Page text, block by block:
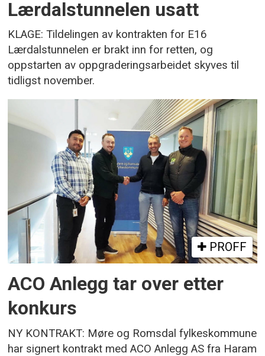
Lærdalstunnelen usatt
KLAGE: Tildelingen av kontrakten for E16
Lærdalstunnelen er brakt inn for retten, og
oppstarten av oppgraderingsarbeidet skyves til
tidligst november.
PROFF
ACO Anlegg tar over etter
konkurs
NY KONTRAKT: Møre og Romsdal fylkeskommune
har signert kontrakt med ACO Anlegg AS fra Haram